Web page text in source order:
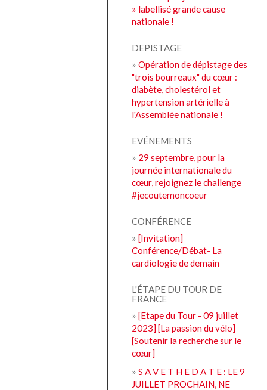
» labellisé grande cause
nationale !
DEPISTAGE
»Opération de dépistage des
"trois bourreaux" du cœur :
diabète, cholestérol et
hypertension artérielle à
l'Assemblée nationale !
EVÉNEMENTS
» 29 septembre, pour la
journée internationale du
cœur, rejoignez le challenge
#jecoutemoncoeur
CONFÉRENCE
»[Invitation]
Conférence/Débat- La
cardiologie de demain
L'ÉTAPE DU TOUR DE
FRANCE
»[Etape du Tour - 09 juillet
2023] [La passion du vélo]
[Soutenir la recherche sur le
cœur]
»S A V E T H E D A T E : LE 9
JUILLET PROCHAIN, NE